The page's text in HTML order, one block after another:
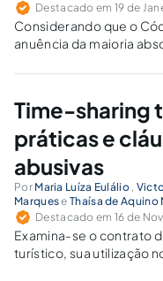
Destacado em 19 de
Considerando que o
anuência da maioria
terceiro, a inexistência
Time-sharing
práticas e
abusivas
Por Maria Luíza Eulálio ,
MarqueseThaísa de Aquino
Destacado em 16 de
Examina-se o contrato
turístico, sua utilização